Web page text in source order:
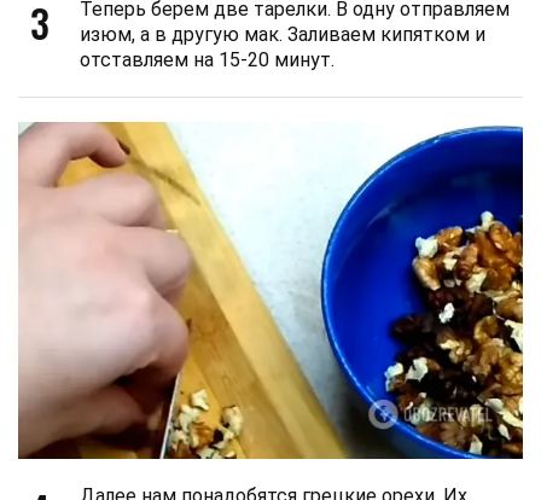
3
Теперь берем две тарелки. В одну отправляем
изюм, а в другую мак. Заливаем кипятком и
отставляем на 15-20 минут.